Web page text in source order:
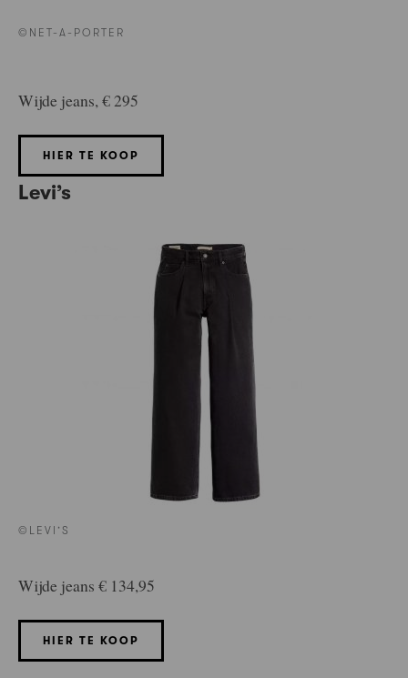
©NET-A-PORTER
Wijde jeans, € 295
HIER TE KOOP
Levi’s
©LEVI’S
Wijde jeans € 134,95
HIER TE KOOP